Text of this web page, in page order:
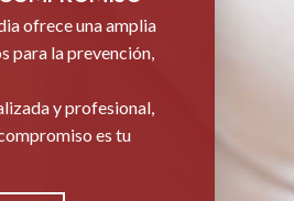
ofrece una amplia
para la prevención,
y profesional,
es tu